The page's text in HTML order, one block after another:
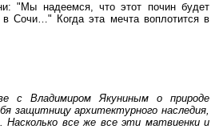
"Мы надеемся, что этот почин будет
в Сочи…" Когда эта мечта воплотится в
с Владимиром Якуниным о природе
защитницу архитектурного наследия,
все же все эти матвиенки и